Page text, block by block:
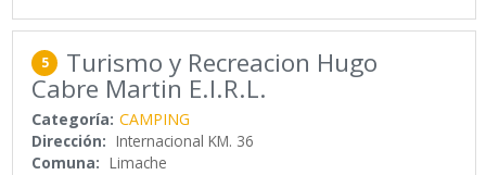
5 Turismo y Recreacion Hugo
Cabre Martin E.I.R.L.
Categoría: CAMPING
Dirección: Internacional KM. 36
Comuna: Limache